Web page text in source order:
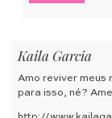
Kaila Garcia
Amo reviver meus
para isso, né?